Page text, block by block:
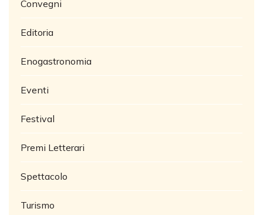
Convegni
Editoria
Enogastronomia
Eventi
Festival
Premi Letterari
Spettacolo
Turismo